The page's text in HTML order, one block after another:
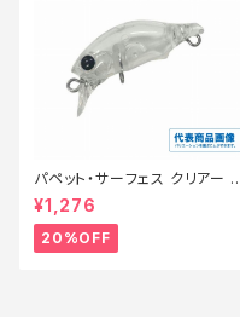
パペット・サーフェス クリアー 0
1【特価ルアー】【20】
¥1,276
20%OFF